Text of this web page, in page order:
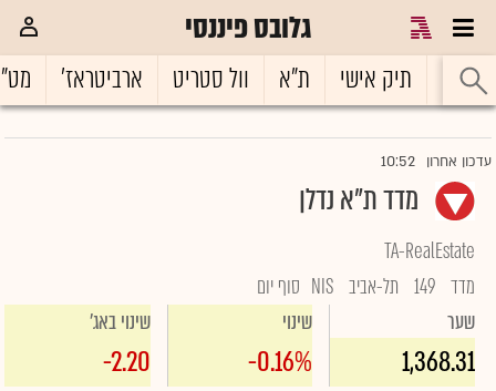
גלובס פיננסי
ראשי תיק אישי ת"א וול סטריט ארביטראז'
עדכון אחרון 10:52
מדד ת"א נדלן
TA-RealEstate
מדד 149 תל-אביב NIS סוף יום
שער
1,368.31
שינוי
-0.16%
שינוי באג'
-2.20